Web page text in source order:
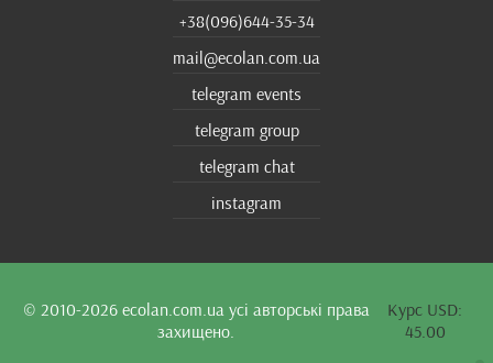
+38‎(096)644-35-34
mail@ecolan.com.ua
telegram events
telegram group
telegram chat
instagram
© 2010-2026 ecolan.com.uaусі авторські права
захищено.
Курс USD:
45.00